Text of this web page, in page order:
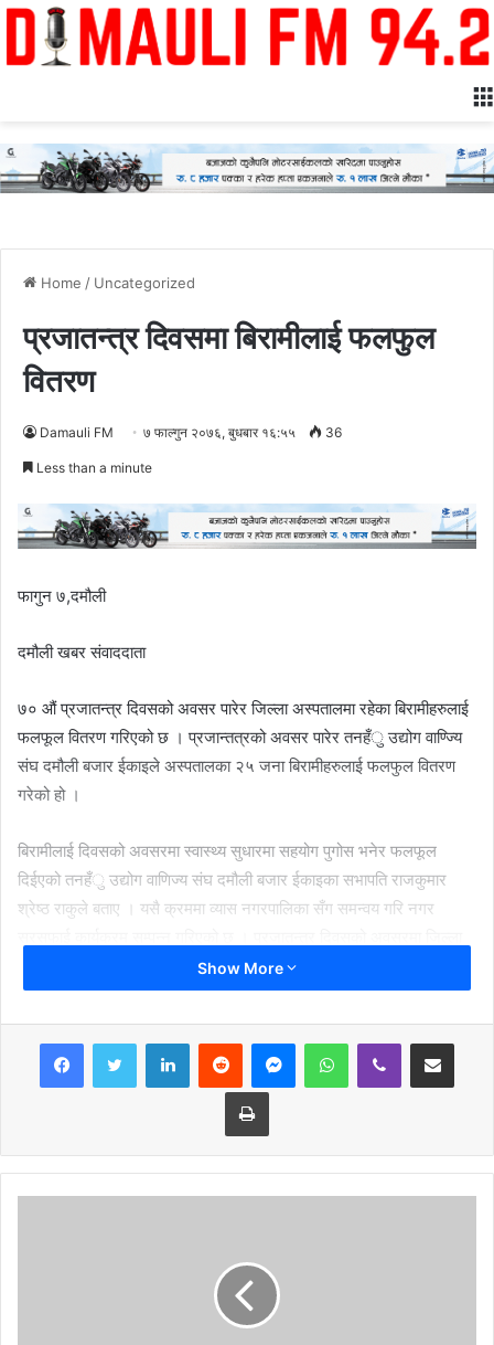
Home / Uncategorized
प्रजातन्त्र दिवसमा बिरामीलाई फलफुल
वितरण
Damauli FM ७ फाल्गुन २०७६, बुधबार १६:५५ 36
Less than a minute
फागुन ७,दमौली
दमौली खबर संवाददाता
७० औं प्रजातन्त्र दिवसको अवसर पारेर जिल्ला अस्पतालमा रहेका बिरामीहरुलाई
फलफूल वितरण गरिएको छ । प्रजान्तत्रको अवसर पारेर तनहँु उद्योग वाण्ज्यि
संघ दमौली बजार ईकाइले अस्पतालका २५ जना बिरामीहरुलाई फलफुल वितरण
गरेको हो ।
बिरामीलाई दिवसको अवसरमा स्वास्थ्य सुधारमा सहयोग पुगोस भनेर फलफूल
दिईएको तनहँु उद्योग वाणिज्य संघ दमौली बजार ईकाइका सभापति राजकुमार
श्रेष्ठ राकुले बताए । यसै क्रममा व्यास नगरपालिका सँग समन्वय गरि नगर
समन्वय समिति तनहुँको संयोजत्कवमा कार्यक्रम सम्पन्न भएको बजार ईकाइका
सचिब दघिराज धिमिरेले बताए ।
Show More
Print